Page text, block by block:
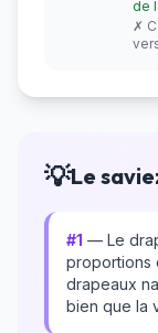
de
✗
💡Le
#1 — Le
proportions
drapeaux
bien que la